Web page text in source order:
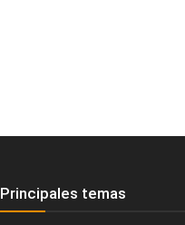
Principales temas